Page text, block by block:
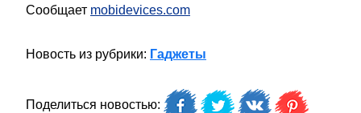
Сообщает mobidevices.com
Новость из рубрики: Гаджеты
Поделиться новостью: